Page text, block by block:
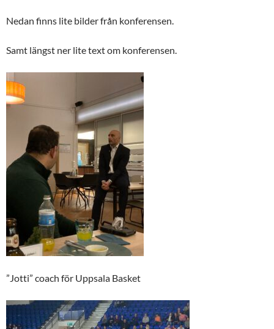
Nedan finns lite bilder från konferensen.
Samt längst ner lite text om konferensen.
”Jotti” coach för Uppsala Basket